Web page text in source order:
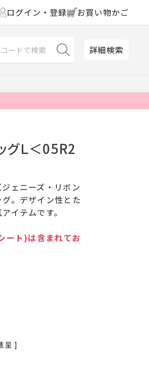
ログイン・登録 お買い物かご
詳細検索
グＬ＜05R2
ェニーズ・リボン
。デザイン性とた
イテムです。
ート)は含まれてお
呈 ]